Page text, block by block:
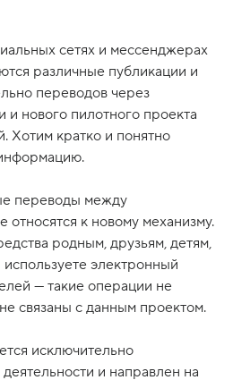
сетях и мессенджерах
различные публикации и
переводов через
нового пилотного проекта
Хотим кратко и понятно
переводы между
относятся к новому механизму.
родным, друзьям, детям,
электронный
— такие операции не
связаны с данным проектом.
исключительно
и направлен на